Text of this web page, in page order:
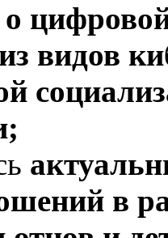
о
видов
в